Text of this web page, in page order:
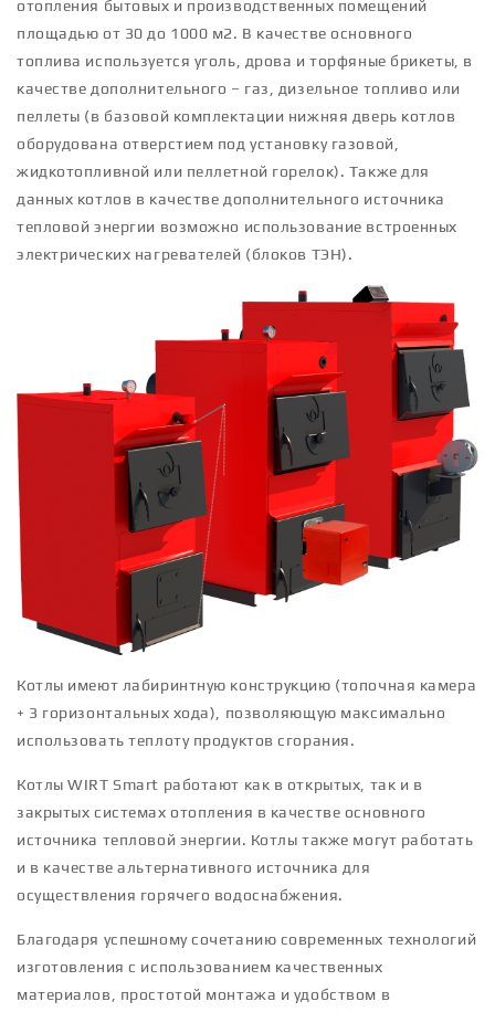
отопления бытовых и производственных помещений
площадью от 30 до 1000 м2. В качестве основного
топлива используется уголь, дрова и торфяные брикеты, в
качестве дополнительного – газ, дизельное топливо или
пеллеты (в базовой комплектации нижняя дверь котлов
оборудована отверстием под установку газовой,
жидкотопливной или пеллетной горелок). Также для
данных котлов в качестве дополнительного источника
тепловой энергии возможно использование встроенных
электрических нагревателей (блоков ТЭН).
Котлы имеют лабиринтную конструкцию (топочная камера
+ 3 горизонтальных хода), позволяющую максимально
использовать теплоту продуктов сгорания.
Котлы WIRT Smart работают как в открытых, так и в
закрытых системах отопления в качестве основного
источника тепловой энергии. Котлы также могут работать
и в качестве альтернативного источника для
осуществления горячего водоснабжения.
Благодаря успешному сочетанию современных технологий
изготовления с использованием качественных
материалов, простотой монтажа и удобством в